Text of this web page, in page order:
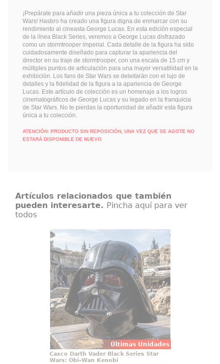
¡Prepárate para añadir una pieza única a tu colección de Star
Wars! Hasbro ha creado una figura digna de enmarcar con su
rendimiento al cineasta George Lucas. En esta edición especial
de la línea Black Series, veremos a George Lucas disfrazado
como un stormtrooper imperial. Cada detalle de la figura ha sido
cuidadosamente diseñado para capturar la apariencia del
director en su traje de stormtrooper, con una escala de 15 cm y
múltiples puntos de articulación para una mayor versatilidad en la
exhibición. Los fans de Star Wars se deleitarán con el lujo de
detalles y la fidelidad de la figura a la apariencia de George
Lucas. Este artículo de colección es un homenaje a los logros
cinematográficos de George Lucas y su legado en la franquicia
de Star Wars. No te pierdas la oportunidad de añadir esta figura
única a tu colección.
ATENCIÓN: PRODUCTO SIN REPOSICIÓN, UNA VEZ QUE SE AGOTE NO
ESTARÁ DISPONIBLE DE NUEVO.
Artículos relacionados que también
pueden interesarte. Pincha aquí para ver
todos
Últimas Unidades
Casco Darth Vader Black Series Star
Wars: Obi-Wan Kenobi
Obi-Wan Kenobi tiene lugar varios
años tras los dramáticos sucesos
de Star Wars: La venganza de los
Sith, en donde Kenobi enfrentó la
corrupción de su amigo y
aprendiz Jedi Anakin Skywalker,
Casco Darth Vader Black Series Star
Wars: Obi-Wan Kenobi